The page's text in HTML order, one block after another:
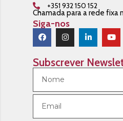
+351 932 150 152
Chamada para a rede fixa
Siga-nos
Subscrever